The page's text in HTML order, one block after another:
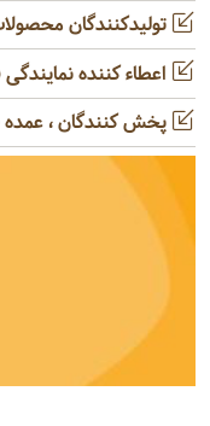
تولیدکنندگان
اعطاء کننده
پخش کنندگان ، عمده